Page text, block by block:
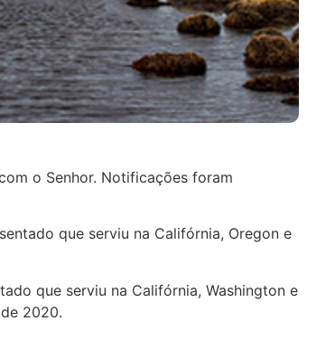
o Senhor. Notificações foram
que serviu na Califórnia, Oregon e
que serviu na Califórnia, Washington e
2020.